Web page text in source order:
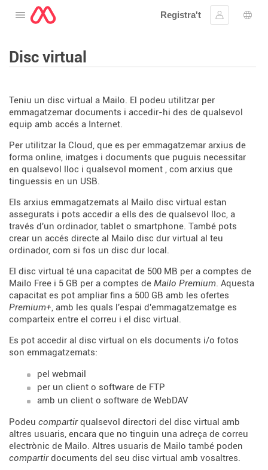
Obre el menú
Registra't
Inicia la
Disc virtual
Teniu un disc virtual a Mailo. El podeu utilitzar per
emmagatzemar documents i accedir-hi des de qualsevol
equip amb accés a Internet.
Per utilitzar la Cloud, que es per emmagatzemar arxius de
forma online, imatges i documents que puguis necessitar
en qualsevol lloc i qualsevol moment , com arxius que
tinguessis en un USB.
Els arxius emmagatzemats al Mailo disc virtual estan
assegurats i pots accedir a ells des de qualsevol lloc, a
través d'un ordinador, tablet o smartphone. També pots
crear un accés directe al Mailo disc dur virtual al teu
ordinador, com si fos un disc dur local.
El disc virtual té una capacitat de 500 MB per a comptes de
Mailo Free i 5 GB per a comptes de Mailo Premium. Aquesta
capacitat es pot ampliar fins a 500 GB amb les ofertes
Premium+, amb les quals l'espai d'emmagatzematge es
comparteix entre el correu i el disc virtual.
Es pot accedir al disc virtual on els documents i/o fotos
son emmagatzemats:
pel webmail
per un client o software de FTP
amb un client o software de WebDAV
Podeu compartirqualsevol directori del disc virtual amb
altres usuaris, encara que no tinguin una adreça de correu
electrònic de Mailo. Altres usuaris de Mailo també poden
compartirdocuments del seu disc virtual amb vosaltres.